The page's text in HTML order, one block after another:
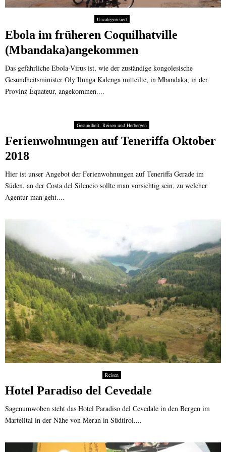
Uncategorisiert
Ebola im früheren Coquilhatville
(Mbandaka)angekommen
Das gefährliche Ebola-Virus ist, wie der zuständige kongolesische
Gesundheitsminister Oly Ilunga Kalenga mitteilte, in Mbandaka, in der
Provinz Équateur, angekommen....
Gesundheit, Reisen und Herbergen
Ferienwohnungen auf Teneriffa Oktober
2018
Hier ist unser Angebot der Ferienwohnungen auf Teneriffa Gerade im
Süden, an der Costa del Silencio sollte man vorsichtig sein, zu welcher
Agentur man geht....
Reisen
Hotel Paradiso del Cevedale
Sagenumwoben steht das Hotel Paradiso del Cevedale in den Bergen im
Martelltal in der Nähe von Meran in Südtirol....